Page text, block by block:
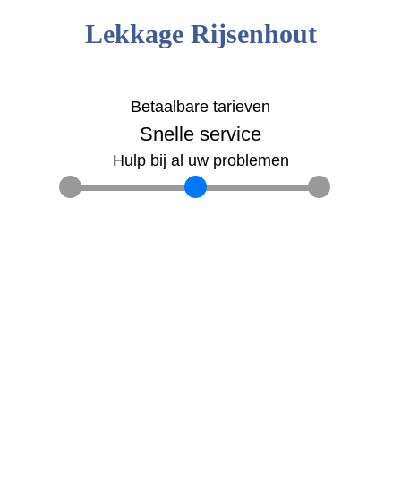
Lekkage Rijsenhout
Betaalbare tarieven
Snelle service
Hulp bij al uw problemen